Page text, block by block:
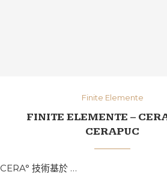
Finite Elemente
FINITE ELEMENTE –
CERAPUC
CERA° 技術基於 …